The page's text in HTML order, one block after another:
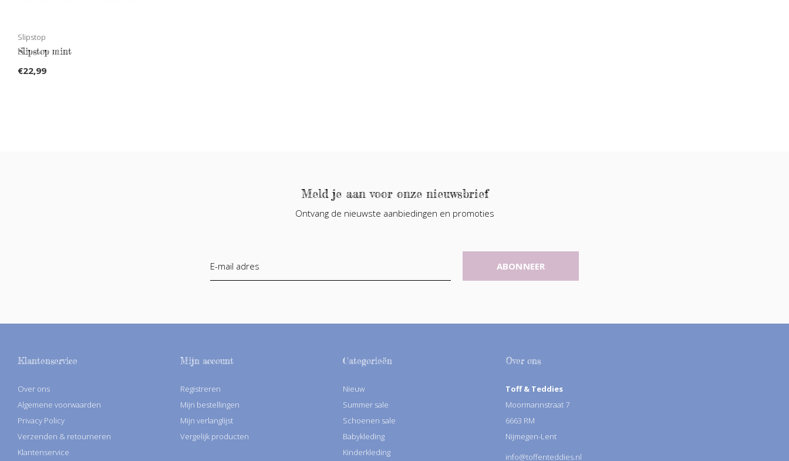
Slipstop
Slipstop mint
€22,99
Meld je aan voor onze nieuwsbrief
Ontvang de nieuwste aanbiedingen en promoties
ABONNEER
Klantenservice
Over ons
Algemene voorwaarden
Privacy Policy
Verzenden & retourneren
Klantenservice
Mijn account
Registreren
Mijn bestellingen
Mijn verlanglijst
Vergelijk producten
Categorieën
Nieuw
Summer sale
Schoenen sale
Babykleding
Kinderkleding
Over ons
Toff & Teddies
Moormannstraat 7
6663 RM
Nijmegen-Lent
info@toffenteddies.nl